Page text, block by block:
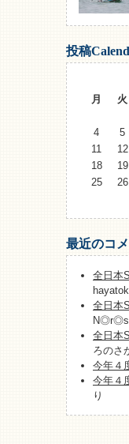
投稿
月
火
4
5
11
12
18
19
25
26
最近のコ
全日本
全日本
全日本
ろのさ
今年４
今年４
り